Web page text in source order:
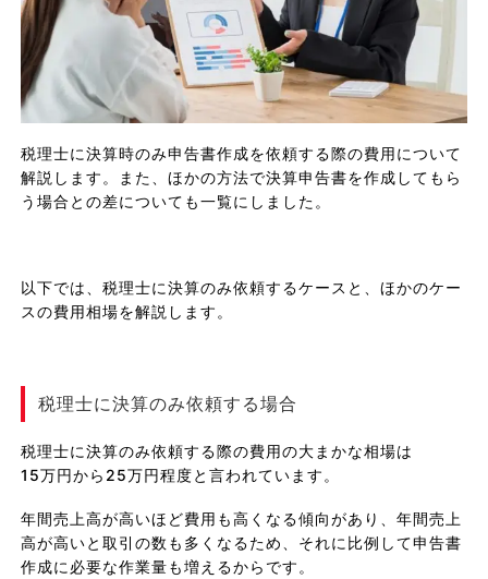
税理士に決算時のみ申告書作成を依頼する際の費用について
解説します。また、ほかの方法で決算申告書を作成してもら
う場合との差についても一覧にしました。
以下では、税理士に決算のみ依頼するケースと、ほかのケー
スの費用相場を解説します。
税理士に決算のみ依頼する場合
税理士に決算のみ依頼する際の費用の大まかな相場は
15万円から25万円程度と言われています。
年間売上高が高いほど費用も高くなる傾向があり、年間売上
高が高いと取引の数も多くなるため、それに比例して申告書
作成に必要な作業量も増えるからです。